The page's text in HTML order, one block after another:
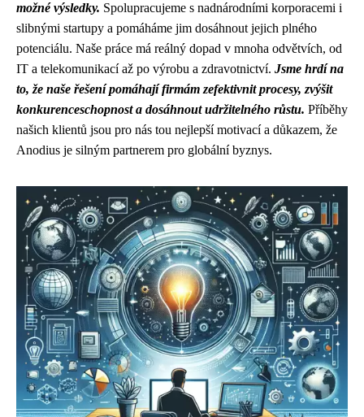
možné výsledky. Spolupracujeme s nadnárodními korporacemi i
slibnými startupy a pomáháme jim dosáhnout jejich plného
potenciálu. Naše práce má reálný dopad v mnoha odvětvích, od
IT a telekomunikací až po výrobu a zdravotnictví. Jsme hrdí na
to, že naše řešení pomáhají firmám zefektivnit procesy, zvýšit
konkurenceschopnost a dosáhnout udržitelného růstu. Příběhy
našich klientů jsou pro nás tou nejlepší motivací a důkazem, že
Anodius je silným partnerem pro globální byznys.